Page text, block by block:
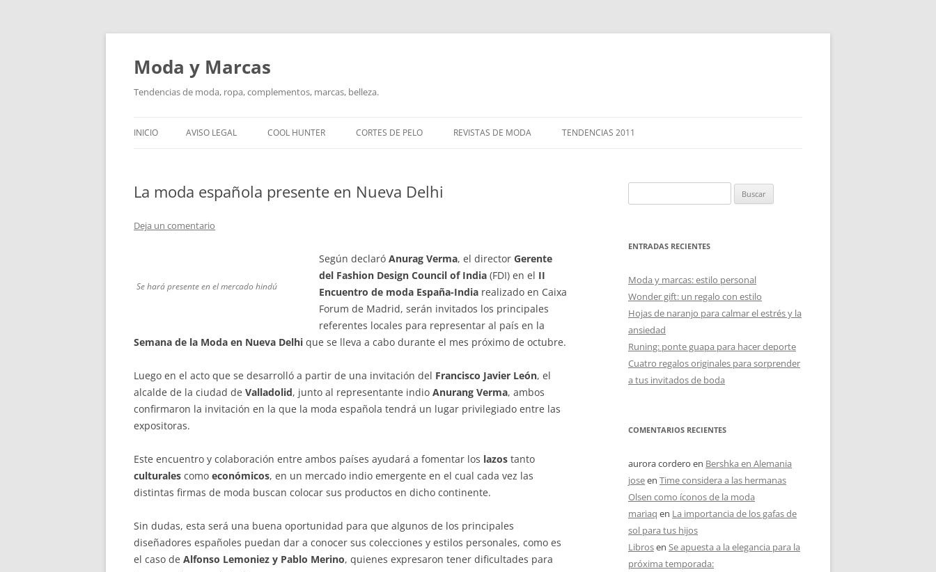
Saltar
contenido
Moda y Marcas
Tendencias de moda, ropa, complementos, marcas, belleza.
INICIO AVISO LEGAL COOL HUNTER CORTES DE PELO REVISTAS DE MODA TENDENCIAS 2011
La moda española presente en Nueva Delhi
Deja un comentario
Se hará presente en el mercado hindú
Según declaró Anurag Verma, el director Gerente
del Fashion Design Council of India (FDI) en el II
Encuentro de moda España-India realizado en Caixa
Forum de Madrid, serán invitados los principales
referentes locales para representar al país en la
Semana de la Moda en Nueva Delhi que se lleva a cabo durante el mes próximo de octubre.
Luego en el acto que se desarrolló a partir de una invitación del Francisco Javier León, el
alcalde de la ciudad de Valladolid, junto al representante indio Anurang Verma, ambos
confirmaron la invitación en la que la moda española tendrá un lugar privilegiado entre las
expositoras.
Este encuentro y colaboración entre ambos países ayudará a fomentar los lazos tanto
culturales como económicos, en un mercado indio emergente en el cual cada vez las
distintas firmas de moda buscan colocar sus productos en dicho continente.
Sin dudas, esta será una buena oportunidad para que algunos de los principales
diseñadores españoles puedan dar a conocer sus colecciones y estilos personales, como es
el caso de Alfonso Lemoniez y Pablo Merino, quienes expresaron tener dificultades para
ENTRADAS RECIENTES
Moda y marcas: estilo personal
Wonder gift: un regalo con estilo
Hojas de naranjo para calmar el estrés y la
ansiedad
Runing: ponte guapa para hacer deporte
Cuatro regalos originales para sorprender
a tus invitados de boda
COMENTARIOS RECIENTES
aurora cordero en Bershka en Alemania
joseen Time considera a las hermanas
Olsen como íconos de la moda
mariaq en La importancia de los gafas de
sol para tus hijos
Librosen Se apuesta a la elegancia para la
próxima temporada: